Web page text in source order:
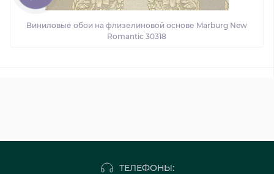
Виниловые обои на флизелиновой основе Marburg New
Romantic 30318
ТЕЛЕФОНЫ: